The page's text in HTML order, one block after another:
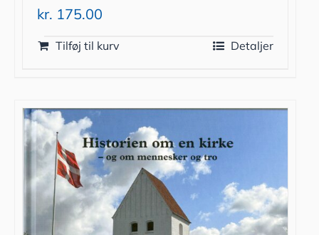
kr. 175.00
Tilføj til kurv Detaljer